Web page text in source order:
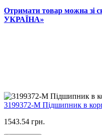
Отримати товар можна
УКРАЇНА»
3199372-M Підшипник в
1543.54 грн.